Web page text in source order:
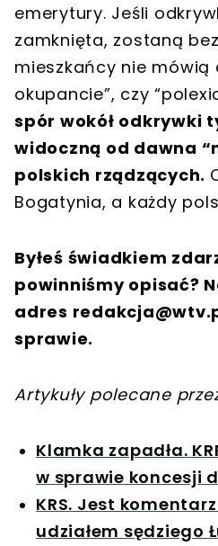
emerytury. Jeśli
zamknięta, zostaną
mieszkańcy nie mówią
okupancie”, czy
spór wokół odkrywki
widoczną od dawna
polskich rządzących.
Bogatynia, a każdy
Byłeś świadkiem
powinniśmy opisać?
adres
sprawie.
Artykuły polecane
Klamka zapadła.
w sprawie koncesji
KRS. Jest
udziałem sędziego